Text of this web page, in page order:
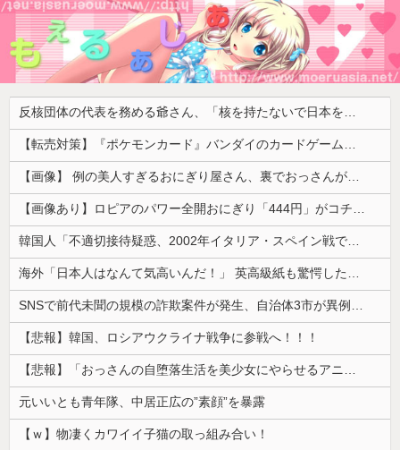
反核団体の代表を務める爺さん、「核を持たないで日本を守れますか」と中学生に詰問された結果……
【転売対策】『ポケモンカード』バンダイのカードゲームも転売対策にマイナンバー導入開始、今月から抽選販売に本人認証、公式大会にも「効果バツグン」
【画像】 例の美人すぎるおにぎり屋さん、裏でおっさんが握っていたｗｗｗｗｗｗｗｗｗｗｗｗｗｗｗｗｗ
【画像あり】ロピアのパワー全開おにぎり「444円」がコチラｗｗｗｗｗ
韓国人「不適切接待疑惑、2002年イタリア・スペイン戦で『韓国に奪われた』と欧州の大手メディアが一斉に報道！」
海外「日本人はなんて気高いんだ！」 英高級紙も驚愕した極限の中の日本人の姿に世界が衝撃
SNSで前代未聞の規模の詐欺案件が発生、自治体3市が異例の声明を発表して事実関係を全否定
【悲報】韓国、ロシアウクライナ戦争に参戦へ！！！
【悲報】「おっさんの自堕落生活を美少女にやらせるアニメ」、増えすぎてフェミにバレるｗｗｗｗ
元いいとも青年隊、中居正広の”素顔”を暴露
【ｗ】物凄くカワイイ子猫の取っ組み合い！